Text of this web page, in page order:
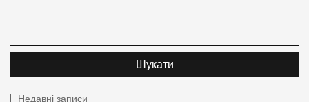
Недавні записи